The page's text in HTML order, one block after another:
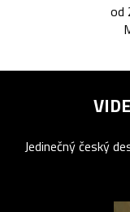
od
Jedinečný český